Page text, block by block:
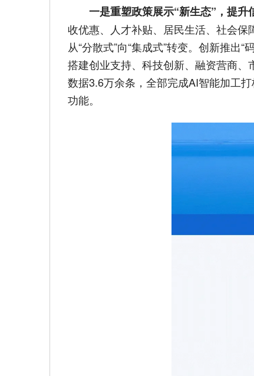
一是重塑政策展示“新生态”，提升
收优惠、人才补贴、居民生活、社会
从“分散式”向“集成式”转变。创新推出
搭建创业支持、科技创新、融资营商、
数据3.6万余条，全部完成AI智能加工
功能。